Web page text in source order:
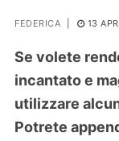
Ortaggio
FEDERICA 13
Se volete
incantato e
utilizzare
Potrete